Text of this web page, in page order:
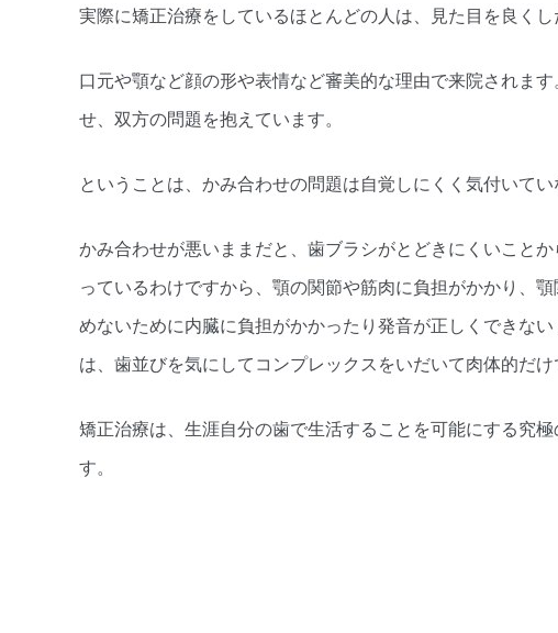
実際に矯正治療をしているほとんどの人は、見た目を良くし
口元や顎など顔の形や表情など審美的な理由で来院されま
せ、双方の問題を抱えています。
ということは、かみ合わせの問題は自覚しにくく気付いてい
かみ合わせが悪いままだと、歯ブラシがとどきにくいこと
っているわけですから、顎の関節や筋肉に負担がかかり、
めないために内臓に負担がかかったり発音が正しくできな
は、歯並びを気にしてコンプレックスをいだいて肉体的だ
矯正治療は、生涯自分の歯で生活することを可能にする究
す。